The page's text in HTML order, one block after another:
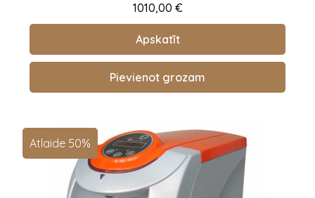
1010,00 €
Apskatīt
Pievienot grozam
Atlaide 50%